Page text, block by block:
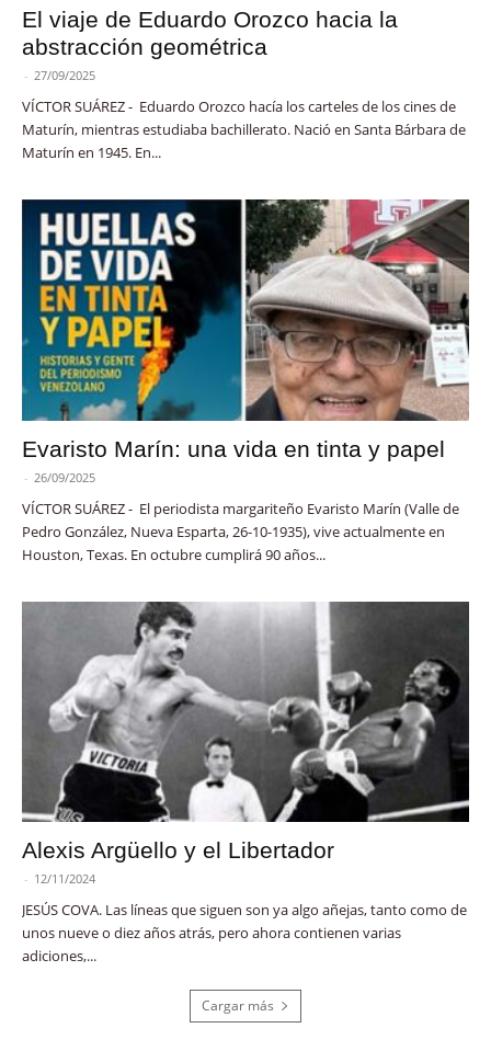
El viaje de Eduardo Orozco hacia la
abstracción geométrica
- 27/09/2025
VÍCTOR SUÁREZ - Eduardo Orozco hacía los carteles de los cines de
Maturín, mientras estudiaba bachillerato. Nació en Santa Bárbara de
Maturín en 1945. En...
Evaristo Marín: una vida en tinta y papel
- 26/09/2025
VÍCTOR SUÁREZ - El periodista margariteño Evaristo Marín (Valle de
Pedro González, Nueva Esparta, 26-10-1935), vive actualmente en
Houston, Texas. En octubre cumplirá 90 años...
Alexis Argüello y el Libertador
- 12/11/2024
JESÚS COVA. Las líneas que siguen son ya algo añejas, tanto como de
unos nueve o diez años atrás, pero ahora contienen varias
adiciones,...
Cargar más